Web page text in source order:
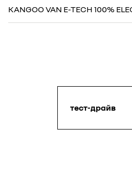
KANGOO VAN E-TECH 100%
тест-драйв